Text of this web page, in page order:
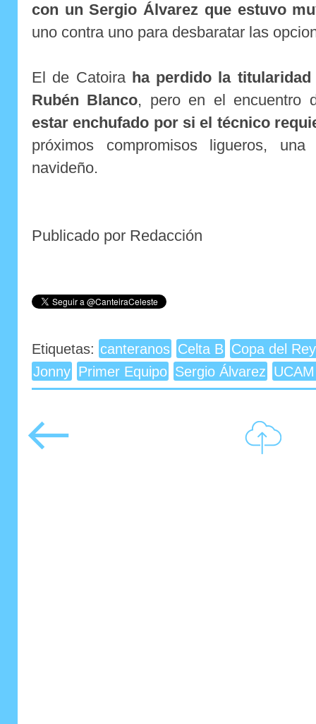
con un Sergio Álvarez que estuvo
uno contra uno para desbaratar las
El de Catoira ha perdido la
Rubén Blanco, pero en el encuentro
estar enchufado por si el técnico
próximos compromisos ligueros,
navideño.
Publicado por Redacción
Etiquetas: canteranos Celta B Copa del Rey
Jonny Primer Equipo Sergio Álvarez